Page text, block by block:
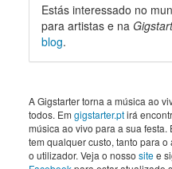
Estás interessado no
para artistas e na
blog.
A Gigstarter torna a música ao
todos. Em gigstarter.ptirá
música ao vivo para a sua festa.
tem qualquer custo, tanto para o
o utilizador. Veja o nosso sitee